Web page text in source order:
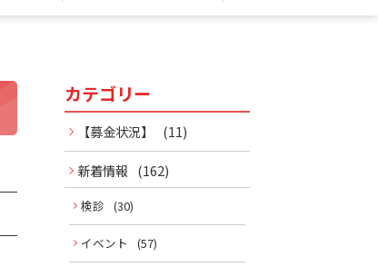
索
ー
サ
イ
ド
メ
ニ
カテゴリー
【募金状況】 (11)
新着情報 (162)
検診 (30)
イベント (57)